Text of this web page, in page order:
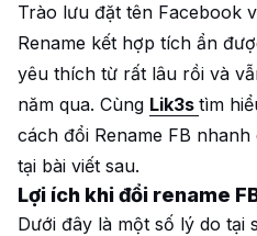
Trào lưu đặt tên Facebook
Rename kết hợp tích ẩn
yêu thích từ rất lâu rồi và
năm qua. Cùng Lik3s tìm
cách đổi Rename FB
tại bài viết sau.
Lợi ích khi đổi rename
Dưới đây là một số lý do tại